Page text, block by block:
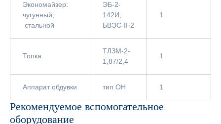
Экономайзер:
чугунный;
стальной
ЭБ-2-
142И;
БВЭС-II-2
1
Топка
ТЛЗМ-2-
1,87/2,4
1
Аппарат обдувки тип ОН 1
Рекомендуемое вспомогательное
оборудование